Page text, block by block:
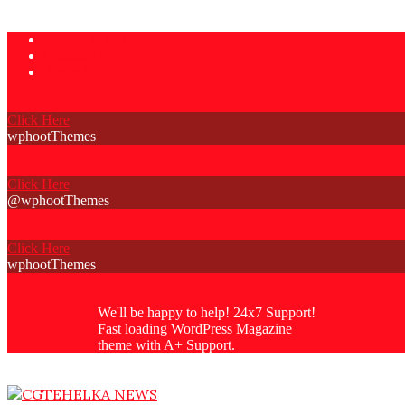
Skip
content
Click Here
wphootThemes
Click Here
@wphootThemes
Click Here
wphootThemes
We'll be happy to help! 24x7 Support!
Fast loading WordPress Magazine
theme with A+ Support.